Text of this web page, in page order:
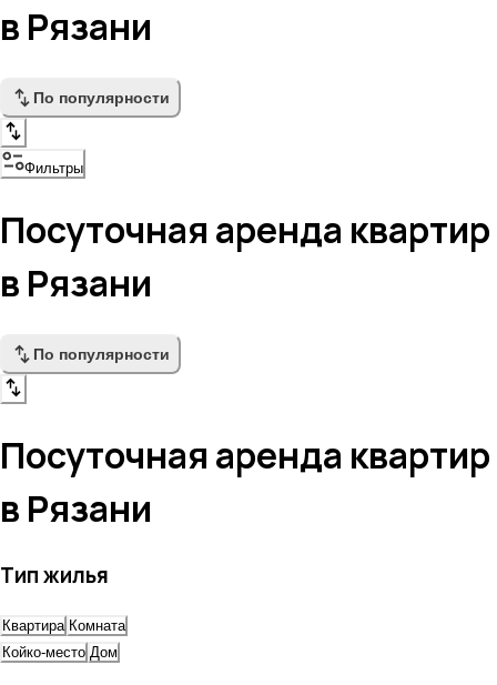
в Рязани
По популярности
Фильтры
Посуточная аренда квартир
в Рязани
По популярности
Посуточная аренда квартир
в Рязани
Тип жилья
Квартира Комната
Койко-место Дом